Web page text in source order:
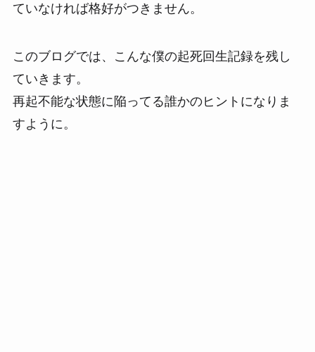
ていなければ格好がつきません。
このブログでは、こんな僕の起死回生記録を残し
ていきます。
再起不能な状態に陥ってる誰かのヒントになりま
すように。